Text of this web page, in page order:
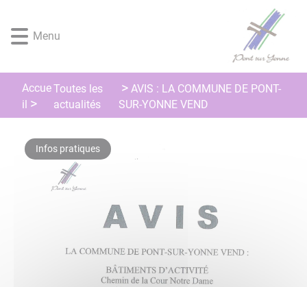
rapide
menu
rapide
contenu
principal
rapide
la
recherche
rapide
pied
page
Menu
Accue
il
Toutes les
actualités
AVIS : LA COMMUNE DE PONT-
SUR-YONNE VEND
Infos pratiques